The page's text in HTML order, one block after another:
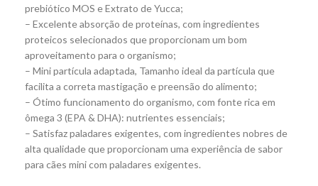
prebiótico MOS e Extrato de Yucca;
– Excelente absorção de proteínas, com ingredientes
proteicos selecionados que proporcionam um bom
aproveitamento para o organismo;
– Mini partícula adaptada, Tamanho ideal da partícula que
facilita a correta mastigação e preensão do alimento;
– Ótimo funcionamento do organismo, com fonte rica em
ômega 3 (EPA & DHA): nutrientes essenciais;
– Satisfaz paladares exigentes, com ingredientes nobres de
alta qualidade que proporcionam uma experiência de sabor
para cães mini com paladares exigentes.